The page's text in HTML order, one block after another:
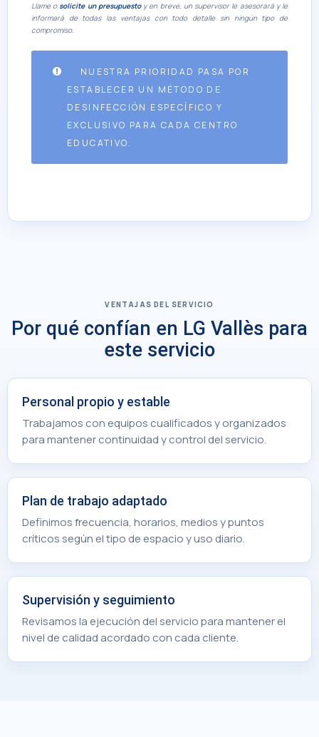
Llame osolicite un presupuestoy en breve, un supervisor le asesorará y le
informará de todas las ventajas con todo detalle sin ningún tipo de
compromiso.
NUESTRA PRIORIDAD PASA POR
ESTABLECER UN MÉTODO DE
DESINFECCIÓN ESPECÍFICO Y
EXCLUSIVO PARA CADA CENTRO
EDUCATIVO.
VENTAJAS DEL SERVICIO
Por qué confían en LG Vallès para
este servicio
Personal propio y estable
Trabajamos con equipos cualificados y organizados
para mantener continuidad y control del servicio.
Plan de trabajo adaptado
Definimos frecuencia, horarios, medios y puntos
críticos según el tipo de espacio y uso diario.
Supervisión y seguimiento
Revisamos la ejecución del servicio para mantener el
nivel de calidad acordado con cada cliente.